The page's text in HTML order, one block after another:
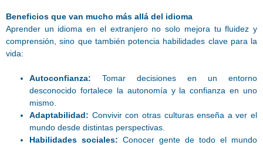
Beneficios que van mucho más allá del idioma
Aprender un idioma en el extranjero no solo mejora tu fluidez y
comprensión, sino que también potencia habilidades clave para la
vida:
Autoconfianza: Tomar decisiones en un entorno
desconocido fortalece la autonomía y la confianza en uno
mismo.
Adaptabilidad: Convivir con otras culturas enseña a ver el
mundo desde distintas perspectivas.
Habilidades sociales: Conocer gente de todo el mundo